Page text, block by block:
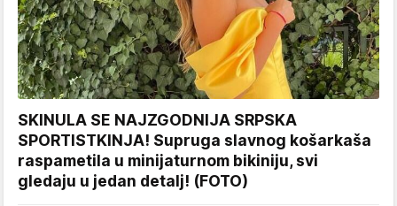
SKINULA SE NAJZGODNIJA SRPSKA
SPORTISTKINJA! Supruga slavnog košarkaša
raspametila u minijaturnom bikiniju, svi
gledaju u jedan detalj! (FOTO)